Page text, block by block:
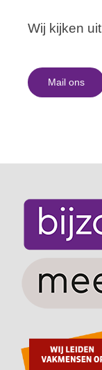
Wij kijken
Mail ons